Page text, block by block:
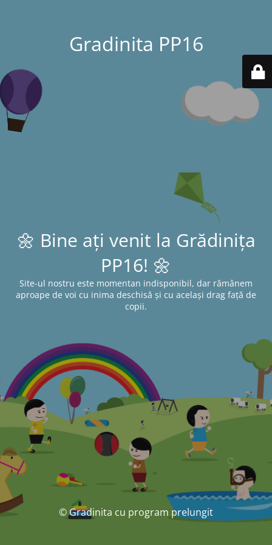
Gradinita PP16
🌼 Bine ați venit la Grădinița
PP16! 🌼
Site-ul nostru este momentan indisponibil, dar rămânem
aproape de voi cu inima deschisă și cu același drag față de
copii.
© Gradinita cu program prelungit